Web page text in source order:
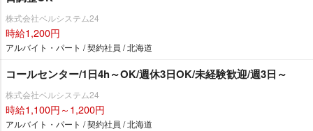
株式会社ベルシステム24
時給1,200円
アルバイト・パート / 契約社員 / 北海道
コールセンター/1日4h～OK/週休3日OK/未経験歓迎/週3日～
株式会社ベルシステム24
時給1,100円～1,200円
アルバイト・パート / 契約社員 / 北海道